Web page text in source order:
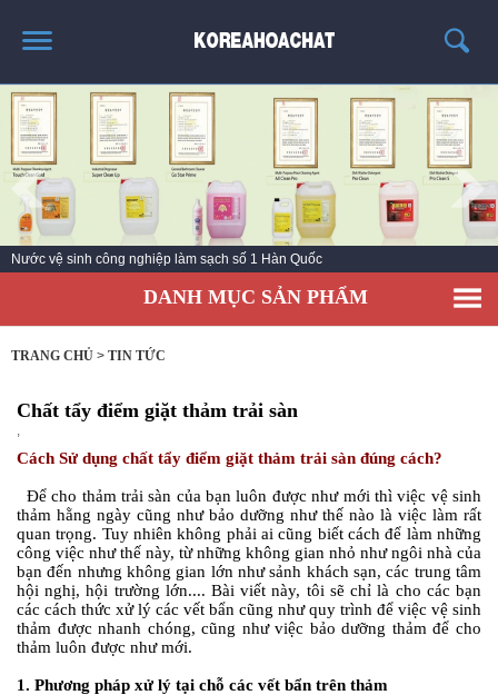
TRANG CHỦ
GIỚI THIỆU
THÔNG TIN SẢN PHẨM
TIN TỨC
LIÊN HỆ
Nước vệ sinh công nghiệp làm sạch số 1 Hàn Quốc
DANH MỤC SẢN PHẨM
TRANG CHỦ > TIN TỨC
Chất tẩy điểm giặt thảm trải sàn
,
Cách Sử dụng chất tẩy điểm giặt thảm trải sàn đúng cách?
Để cho thảm trải sàn của bạn luôn được như mới thì việc vệ sinh
thảm hằng ngày cũng như bảo dưỡng như thế nào là việc làm rất
quan trọng. Tuy nhiên không phải ai cũng biết cách để làm những
công việc như thế này, từ những không gian nhỏ như ngôi nhà của
bạn đến nhưng không gian lớn như sảnh khách sạn, các trung tâm
hội nghị, hội trường lớn.... Bài viết này, tôi sẽ chỉ là cho các bạn
các cách thức xử lý các vết bẩn cũng như quy trình để việc vệ sinh
thảm được nhanh chóng, cũng như việc bảo dưỡng thảm để cho
thảm luôn được như mới.
1. Phương pháp xử lý tại chỗ các vết bẩn trên thảm